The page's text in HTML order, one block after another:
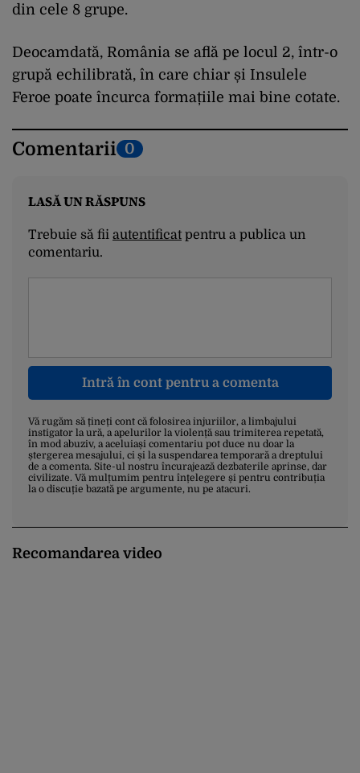
din cele 8 grupe.
Deocamdată, România se află pe locul 2, într-o
grupă echilibrată, în care chiar și Insulele
Feroe poate încurca formațiile mai bine cotate.
Comentarii 0
LASĂ UN RĂSPUNS
Trebuie să fii autentificatpentru a publica un
comentariu.
Intră în cont pentru a comenta
Vă rugăm să țineți cont că folosirea injuriilor, a limbajului
instigator la ură, a apelurilor la violență sau trimiterea repetată,
în mod abuziv, a aceluiași comentariu pot duce nu doar la
ștergerea mesajului, ci și la suspendarea temporară a dreptului
de a comenta. Site-ul nostru încurajează dezbaterile aprinse, dar
civilizate. Vă mulțumim pentru înțelegere și pentru contribuția
la o discuție bazată pe argumente, nu pe atacuri.
Recomandarea video